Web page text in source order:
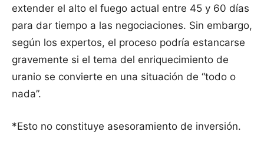
extender el alto el fuego actual entre 45 y 60 días
para dar tiempo a las negociaciones. Sin embargo,
según los expertos, el proceso podría estancarse
gravemente si el tema del enriquecimiento de
uranio se convierte en una situación de “todo o
nada”.
*Esto no constituye asesoramiento de inversión.